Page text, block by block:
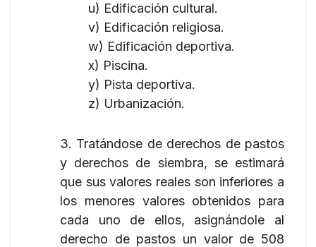
u) Edificación cultural.
v) Edificación religiosa.
w) Edificación deportiva.
x) Piscina.
y) Pista deportiva.
z) Urbanización.
3. Tratándose de derechos de pastos
y derechos de siembra, se estimará
que sus valores reales son inferiores a
los menores valores obtenidos para
cada uno de ellos, asignándole al
derecho de pastos un valor de 508